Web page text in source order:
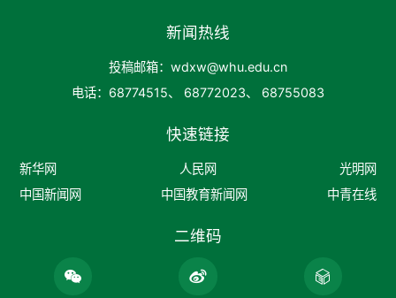
新闻热线
投稿邮箱：wdxw@whu.edu.cn
电话：68774515、 68772023、 68755083
快速链接
新华网 人民网
光明网
中国新闻网
中国教育新闻网 中青在线
二维码